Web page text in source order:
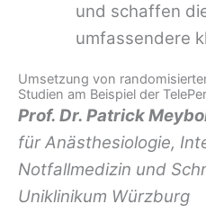
und schaffen
umfassendere
Umsetzung von
Studien am Beispiel der
Prof. Dr. Patrick
für Anästhesiologie,
Notfallmedizin und
Uniklinikum Würzburg